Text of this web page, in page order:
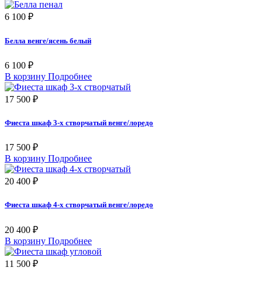
6 100 ₽
Белла венге/ясень белый
6 100 ₽
В корзину Подробнее
17 500 ₽
Фиеста шкаф 3-х створчатый венге/лоредо
17 500 ₽
В корзину Подробнее
20 400 ₽
Фиеста шкаф 4-х створчатый венге/лоредо
20 400 ₽
В корзину Подробнее
11 500 ₽